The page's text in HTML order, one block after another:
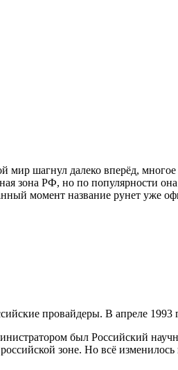
шагнул далеко вперёд,
зона РФ, но по популярности
момент название рунет уже
провайдеры. В апреле
был Российский
зоне. Но всё